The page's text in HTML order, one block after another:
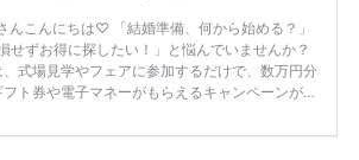
んこんにちは♡ 「結婚準備、何から始める？」
損せずお得に探したい！」と悩んでいませんか？
、式場見学やフェアに参加するだけで、数万円分
フト券や電子マネーがもらえるキャンペーンがあ
、比較せずに選ぶと損をしてしまうことも……。